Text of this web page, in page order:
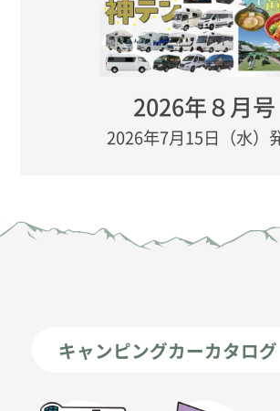
2026年８月号
2026年7月15日（水）
キャンピングカーカタログ